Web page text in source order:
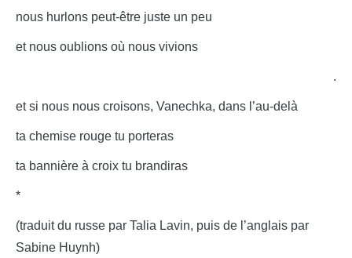
nous hurlons peut-être juste un peu
et nous oublions où nous vivions
.
et si nous nous croisons, Vanechka, dans l’au-delà
ta chemise rouge tu porteras
ta bannière à croix tu brandiras
*
(traduit du russe par Talia Lavin, puis de l’anglais par
Sabine Huynh)